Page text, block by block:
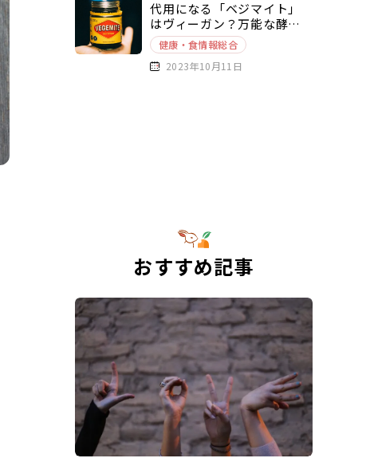
代用になる「ベジマイト」
はヴィーガン？万能な酵母
エキスベースの調味料を徹
底解説
健康・食情報総合
2023年10月11日
おすすめ記事